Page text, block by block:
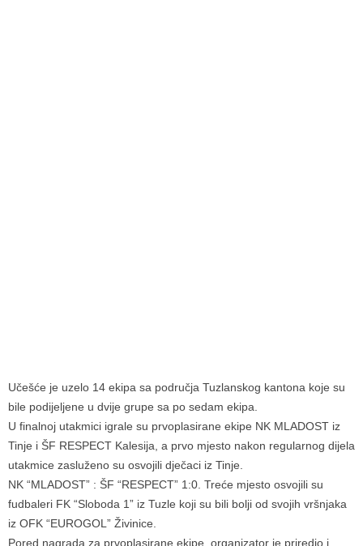
Učešće je uzelo 14 ekipa sa područja Tuzlanskog kantona koje su
bile podijeljene u dvije grupe sa po sedam ekipa.
U finalnoj utakmici igrale su prvoplasirane ekipe NK MLADOST iz
Tinje i ŠF RESPECT Kalesija, a prvo mjesto nakon regularnog dijela
utakmice zasluženo su osvojili dječaci iz Tinje.
NK “MLADOST” : ŠF “RESPECT” 1:0. Treće mjesto osvojili su
fudbaleri FK “Sloboda 1” iz Tuzle koji su bili bolji od svojih vršnjaka
iz OFK “EUROGOL” Živinice.
Pored nagrada za prvoplasirane ekipe, organizator je priredio i